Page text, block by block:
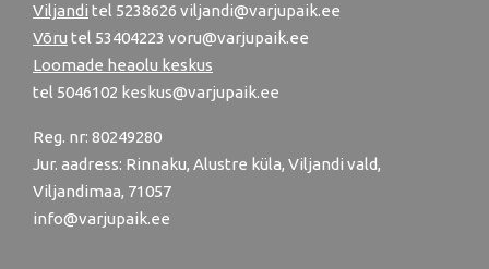
Viljandi tel 5238626 viljandi@varjupaik.ee
Võru tel 53404223 voru@varjupaik.ee
Loomade heaolu keskus
tel 5046102 keskus@varjupaik.ee
Reg. nr: 80249280
Jur. aadress: Rinnaku, Alustre küla, Viljandi vald,
Viljandimaa, 71057
info@varjupaik.ee